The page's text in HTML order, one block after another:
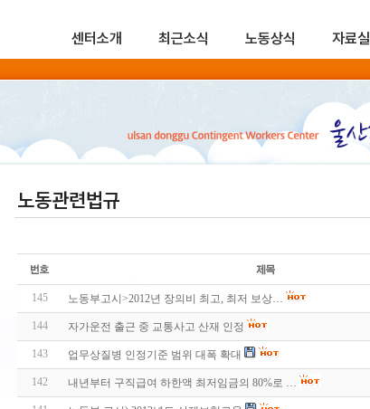
센터소개 최근소식 노동상식 자료실
노동관련법규
145 노동부고시>2012년 장의비 최고, 최저 보상…
144 자가운전 출근 중 교통사고 산재 인정
143 업무상질병 인정기준 범위 대폭 확대
142 내년부터 구직급여 하한액 최저임금의 80%로 …